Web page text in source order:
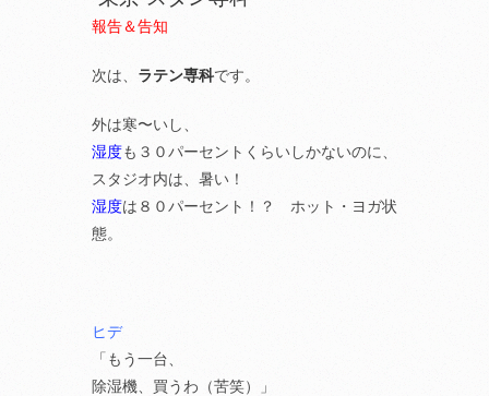
報告＆告知
次は、 ラテン専科です。
外は寒〜いし、
湿度も３０パーセントくらいしかないのに、
スタジオ内は、暑い！
湿度は８０パーセント！？ ホット・ヨガ状
態。
ヒデ
「もう一台、
除湿機、買うわ（苦笑）」